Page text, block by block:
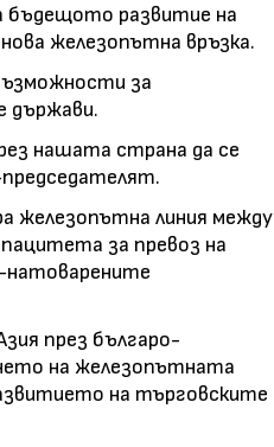
бъдещото развитие на
железопътна връзка.
за
държави.
нашата страна да се
железопътна линия между
за превоз на
натоварените
през българо-
на железопътната
на търговските